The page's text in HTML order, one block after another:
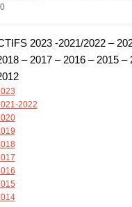
2023 -2021/2022 –
– 2017 – 2016 – 2015 –
2022